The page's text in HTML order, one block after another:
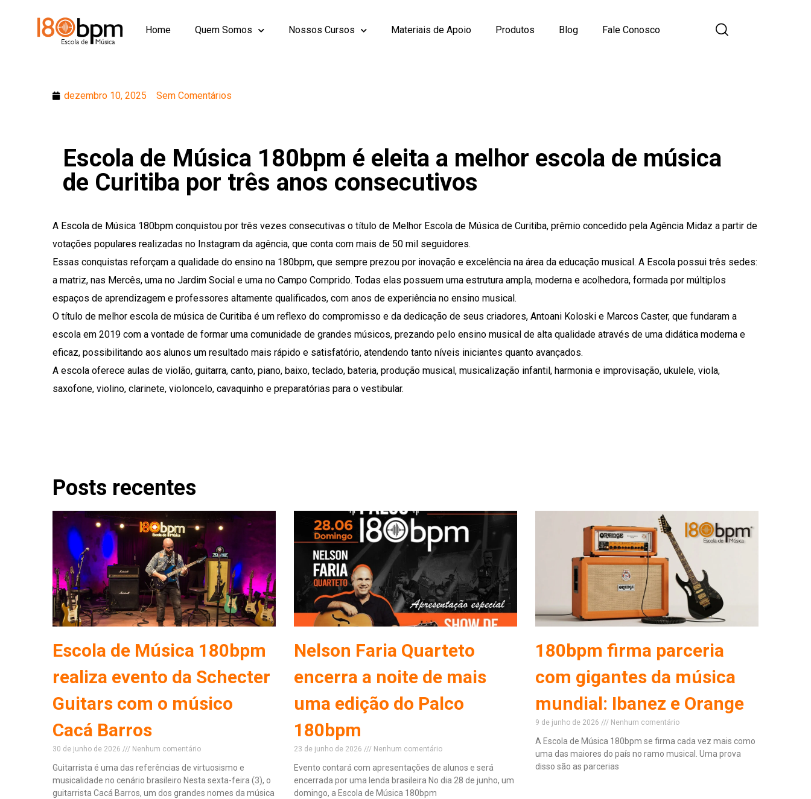
Home Quem Somos Nossos Cursos Materiais de Apoio Produtos Blog Fale Conosco
dezembro 10, 2025 Sem Comentários
Escola de Música 180bpm é eleita a melhor escola de música
de Curitiba por três anos consecutivos
A Escola de Música 180bpm conquistou por três vezes consecutivas o título de Melhor Escola de Música de Curitiba, prêmio concedido pela Agência Midaz a partir de
votações populares realizadas no Instagram da agência, que conta com mais de 50 mil seguidores.
Essas conquistas reforçam a qualidade do ensino na 180bpm, que sempre prezou por inovação e excelência na área da educação musical. A Escola possui três sedes:
a matriz, nas Mercês, uma no Jardim Social e uma no Campo Comprido. Todas elas possuem uma estrutura ampla, moderna e acolhedora, formada por múltiplos
espaços de aprendizagem e professores altamente qualificados, com anos de experiência no ensino musical.
O título de melhor escola de música de Curitiba é um reflexo do compromisso e da dedicação de seus criadores, Antoani Koloski e Marcos Caster, que fundaram a
escola em 2019 com a vontade de formar uma comunidade de grandes músicos, prezando pelo ensino musical de alta qualidade através de uma didática moderna e
eficaz, possibilitando aos alunos um resultado mais rápido e satisfatório, atendendo tanto níveis iniciantes quanto avançados.
A escola oferece aulas de violão, guitarra, canto, piano, baixo, teclado, bateria, produção musical, musicalização infantil, harmonia e improvisação, ukulele, viola,
saxofone, violino, clarinete, violoncelo, cavaquinho e preparatórias para o vestibular.
Posts recentes
Escola de Música 180bpm
realiza evento da Schecter
Guitars com o músico
Cacá Barros
30 de junho de 2026 Nenhum comentário
Guitarrista é uma das referências de virtuosismo e
musicalidade no cenário brasileiro Nesta sexta-feira (3), o
guitarrista Cacá Barros, um dos grandes nomes da música
Nelson Faria Quarteto
encerra a noite de mais
uma edição do Palco
180bpm
23 de junho de 2026 Nenhum comentário
Evento contará com apresentações de alunos e será
encerrada por uma lenda brasileira No dia 28 de junho, um
domingo, a Escola de Música 180bpm
180bpm firma parceria
com gigantes da música
mundial: Ibanez e Orange
9 de junho de 2026 Nenhum comentário
A Escola de Música 180bpm se firma cada vez mais como
uma das maiores do país no ramo musical. Uma prova
disso são as parcerias